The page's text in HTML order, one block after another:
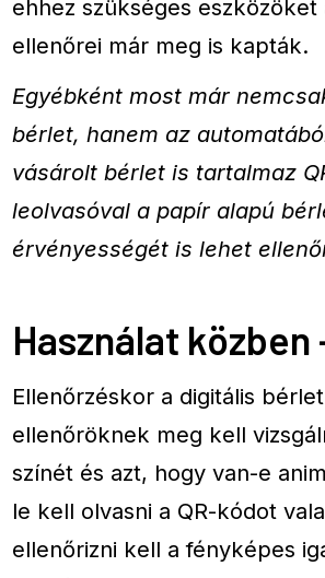
ehhez szükséges eszközöket
ellenőrei már meg is kapták.
Egyébként most már
bérlet, hanem az
vásárolt bérlet is tartalmaz
leolvasóval a papír alapú
érvényességét is lehet
Használat közben
Ellenőrzéskor a digitális
ellenőröknek meg kell
színét és azt, hogy van-e
le kell olvasni a QR-kódot
ellenőrizni kell a fényképes